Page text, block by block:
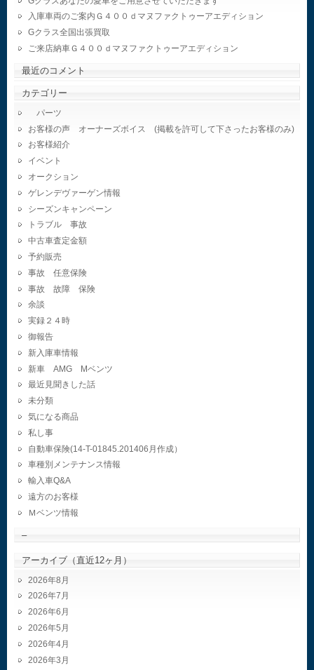
入庫車両のご案内Ｇ４００ｄマヌファクトゥーアエディション
Gクラス全国出張買取
ご来店納車Ｇ４００ｄマヌファクトゥーアエディション
最近のコメント
カテゴリー
パーツ
お客様の声 オーナーズボイス (掲載を許可して下さったお客様のみ)
お客様紹介
イベント
オークション
ゲレンデヴァーゲン情報
シーズンキャンペーン
トラブル 事故
中古車査定金額
予約販売
事故 任意保険
事故 故障 保険
余談
実録２４時
御報告
新入庫車情報
新車 AMG Mベンツ
最近見聞きした話
未分類
気になる商品
私し事
自動車保険(14-T-01845.201406月作成）
車種別メンテナンス情報
輸入車Q&A
遠方のお客様
Ｍベンツ情報
–
アーカイブ（直近12ヶ月）
2026年8月
2026年7月
2026年6月
2026年5月
2026年4月
2026年3月